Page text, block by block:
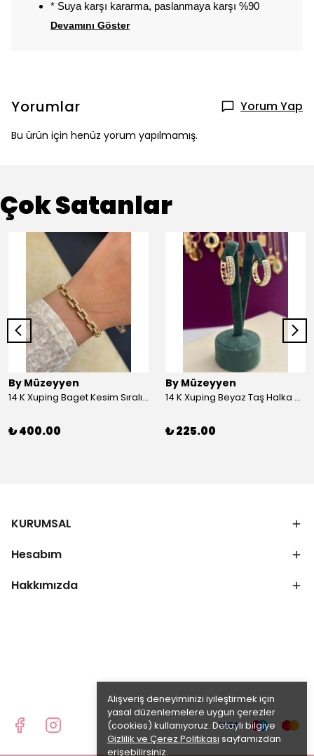
Alışveriş deneyiminizi iyileştirmek için
yasal düzenlemelere uygun çerezler
(cookies) kullanıyoruz. Detaylı bilgiye
Gizlilik ve Çerez Politikası sayfamızdan
erişebilirsiniz.
* Suya karşı kararma, paslanmaya karşı %90
Devamını Göster
Yorumlar Yorum Yap
Bu ürün için henüz yorum yapılmamış.
Çok Satanlar
By Müzeyyen
14 K Xuping Baget Kesim Sıralı Bileklik
₺ 400.00
By Müzeyyen
14 K Xuping Beyaz Taş Halka Küpe
₺ 225.00
KURUMSAL
Hesabım
Hakkımızda